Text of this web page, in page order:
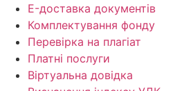
E-доставка документів
Комплектування фонду
Перевірка на плагіат
Платні послуги
Віртуальна довідка